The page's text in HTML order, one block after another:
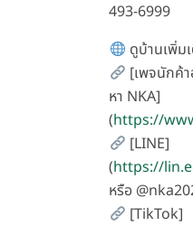
493-6999
ดูบ้านเพิ่ม
[เพจนักค้
หา NKA]
(https://
[LINE]
(https://
หรือ
[TikTok]